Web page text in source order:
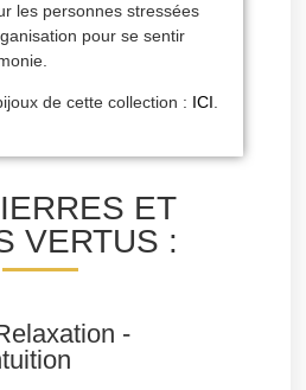
les personnes stressées
pour se sentir
de cette collection : ICI.
ET
VERTUS :
-